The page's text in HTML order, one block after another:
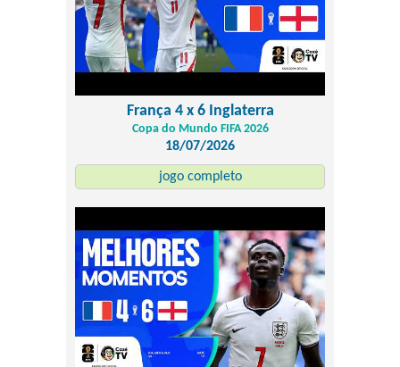
França 4 x 6 Inglaterra
Copa do Mundo FIFA 2026
18/07/2026
jogo completo